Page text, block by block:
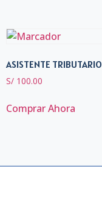
ASISTENTE TRIBUTARIO
S/ 100.00
Comprar Ahora